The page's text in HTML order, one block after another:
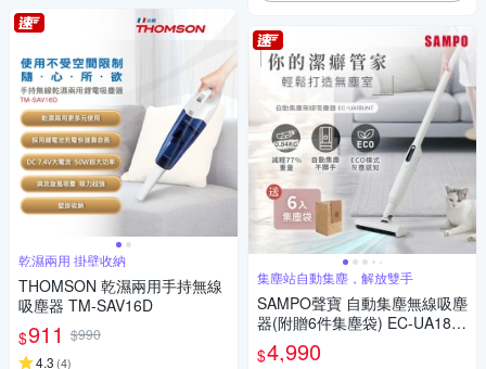
乾濕兩用 掛壁收納
THOMSON 乾濕兩用手持無線
吸塵器 TM-SAV16D
$911 $990
4.3 (4)
集塵站自動集塵，解放雙手
SAMPO聲寶 自動集塵無線吸塵
器(附贈6件集塵袋) EC-UA18U
NT
$4,990